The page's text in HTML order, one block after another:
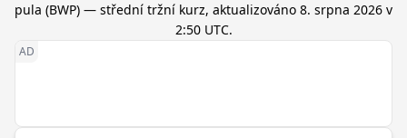
pula (BWP) — střední tržní kurz, aktualizováno 8. srpna 2026 v
2:50 UTC.